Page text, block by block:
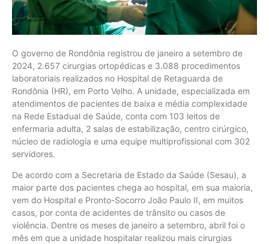
O governo de Rondônia registrou de janeiro a setembro de
2024, 2.657 cirurgias ortopédicas e 3.088 procedimentos
laboratoriais realizados no Hospital de Retaguarda de
Rondônia (HR), em Porto Velho. A unidade, especializada em
atendimentos de pacientes de baixa e média complexidade
na Rede Estadual de Saúde, conta com 103 leitos de
enfermaria adulta, 2 salas de estabilização, centro cirúrgico,
núcleo de radiologia e uma equipe multiprofissional com 302
servidores.
De acordo com a Secretaria de Estado da Saúde (Sesau), a
maior parte dos pacientes chega ao hospital, em sua maioria,
vem do Hospital e Pronto-Socorro João Paulo II, em muitos
casos, por conta de acidentes de trânsito ou casos de
violência. Dentre os meses de janeiro a setembro, abril foi o
mês em que a unidade hospitalar realizou mais cirurgias